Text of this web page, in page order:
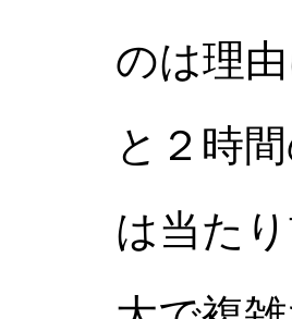
のは理
と２時
は当た